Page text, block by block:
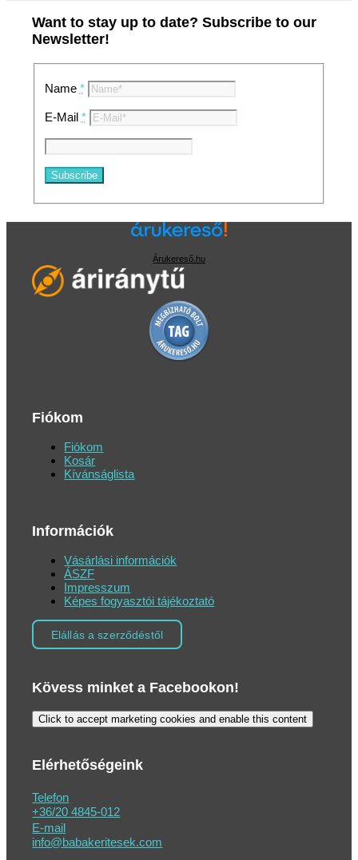
Want to stay up to date? Subscribe to our
Newsletter!
Name *
E-Mail *
Árukereső.hu
Fiókom
Fiókom
Kosár
Kívánságlista
Információk
Vásárlási információk
ÁSZF
Impresszum
Képes fogyasztói tájékoztató
Elállás a szerződéstől
Kövess minket a Facebookon!
Click to accept marketing cookies and enable this content
Elérhetőségeink
Telefon
+36/20 4845-012
E-mail
info@babakeritesek.com